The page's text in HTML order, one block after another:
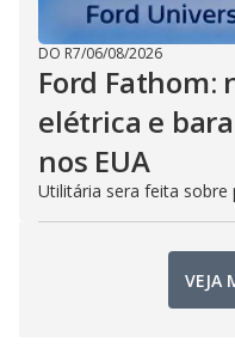
DO R7/06/08/2026
Ford Fathom:
elétrica e
nos EUA
Utilitária sera feita
VEJA